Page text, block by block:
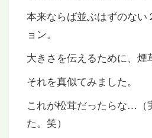
本来ならば並ぶはずのない
ョン。
大きさを伝えるために、煙
それを真似てみました。
これが松茸だったらな…（
た。笑）